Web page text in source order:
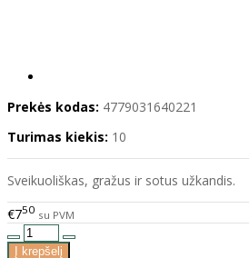
Prekės kodas: 4779031640221
Turimas kiekis: 10
Sveikuoliškas, gražus ir sotus užkandis.
€750 su PVM